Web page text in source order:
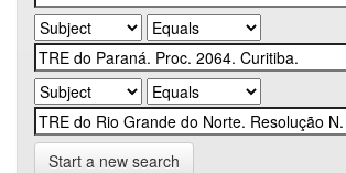
Start a new search